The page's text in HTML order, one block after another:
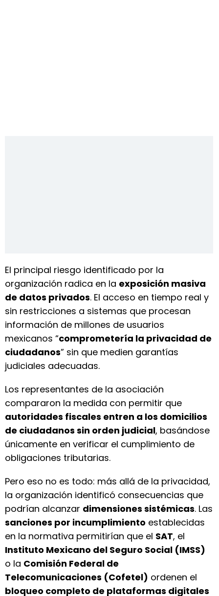
El principal riesgo identificado por la
organización radica en la exposición masiva
de datos privados. El acceso en tiempo real y
sin restricciones a sistemas que procesan
información de millones de usuarios
mexicanos “comprometería la privacidad de
ciudadanos” sin que medien garantías
judiciales adecuadas.
Los representantes de la asociación
compararon la medida con permitir que
autoridades fiscales entren a los domicilios
de ciudadanos sin orden judicial, basándose
únicamente en verificar el cumplimiento de
obligaciones tributarias.
Pero eso no es todo: más allá de la privacidad,
la organización identificó consecuencias que
podrían alcanzar dimensiones sistémicas. Las
sanciones por incumplimiento establecidas
en la normativa permitirían que el SAT, el
Instituto Mexicano del Seguro Social (IMSS)
o la Comisión Federal de
Telecomunicaciones (Cofetel) ordenen el
bloqueo completo de plataformas digitales